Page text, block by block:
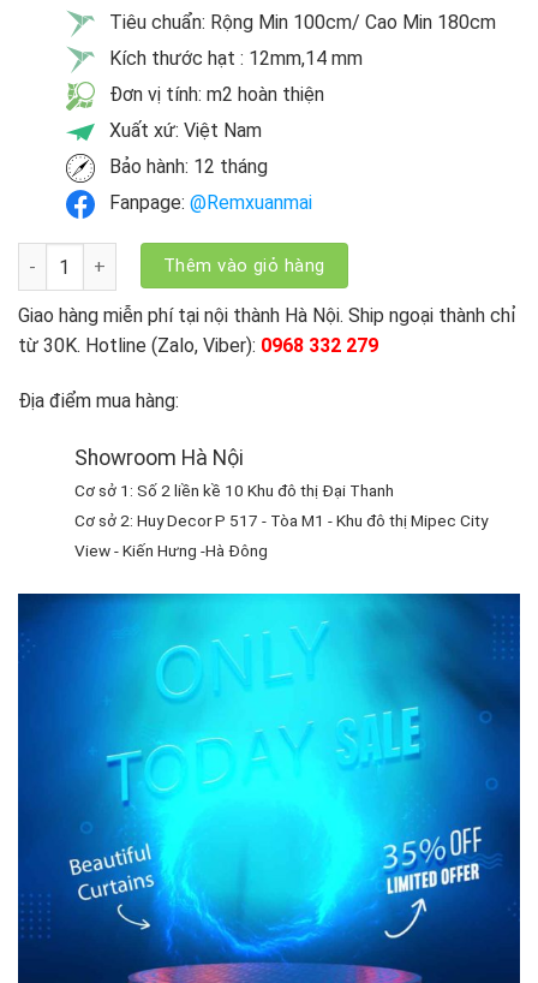
Tiêu chuẩn: Rộng Min 100cm/ Cao Min 180cm
Kích thước hạt : 12mm,14 mm
Đơn vị tính: m2 hoàn thiện
Xuất xứ: Việt Nam
Bảo hành: 12 tháng
Fanpage: @Remxuanmai
Rèm Hạt Gỗ Bồ Đề Hoa Loa Kèn số lượng
Thêm vào giỏ hàng
Giao hàng miễn phí tại nội thành Hà Nội. Ship ngoại thành chỉ
từ 30K. Hotline (Zalo, Viber): 0968 332 279
Địa điểm mua hàng:
Showroom Hà Nội
Cơ sở 1: Số 2 liền kề 10 Khu đô thị Đại Thanh
Cơ sở 2: Huy Decor P 517 - Tòa M1 - Khu đô thị Mipec City
View - Kiến Hưng -Hà Đông